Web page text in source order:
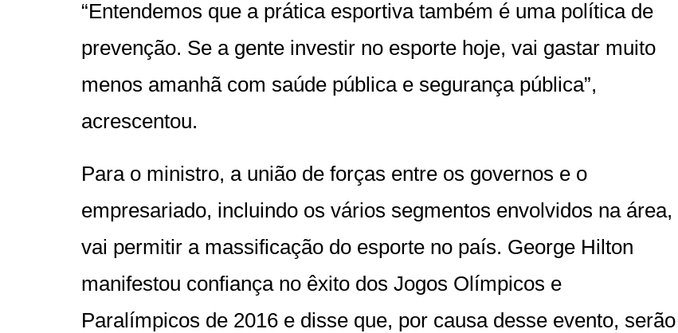
“Entendemos que a prática esportiva também é uma política de
prevenção. Se a gente investir no esporte hoje, vai gastar muito
menos amanhã com saúde pública e segurança pública”,
acrescentou.
Para o ministro, a união de forças entre os governos e o
empresariado, incluindo os vários segmentos envolvidos na área,
vai permitir a massificação do esporte no país. George Hilton
manifestou confiança no êxito dos Jogos Olímpicos e
Paralímpicos de 2016 e disse que, por causa desse evento, serão